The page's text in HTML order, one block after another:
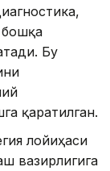
бошқа
Бу
қаратилган.
лойиҳаси
вазирлигига